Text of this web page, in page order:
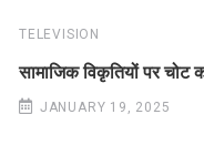
TELEVISION
सामाजिक विकृतियों पर चोट
JANUARY 19, 2025